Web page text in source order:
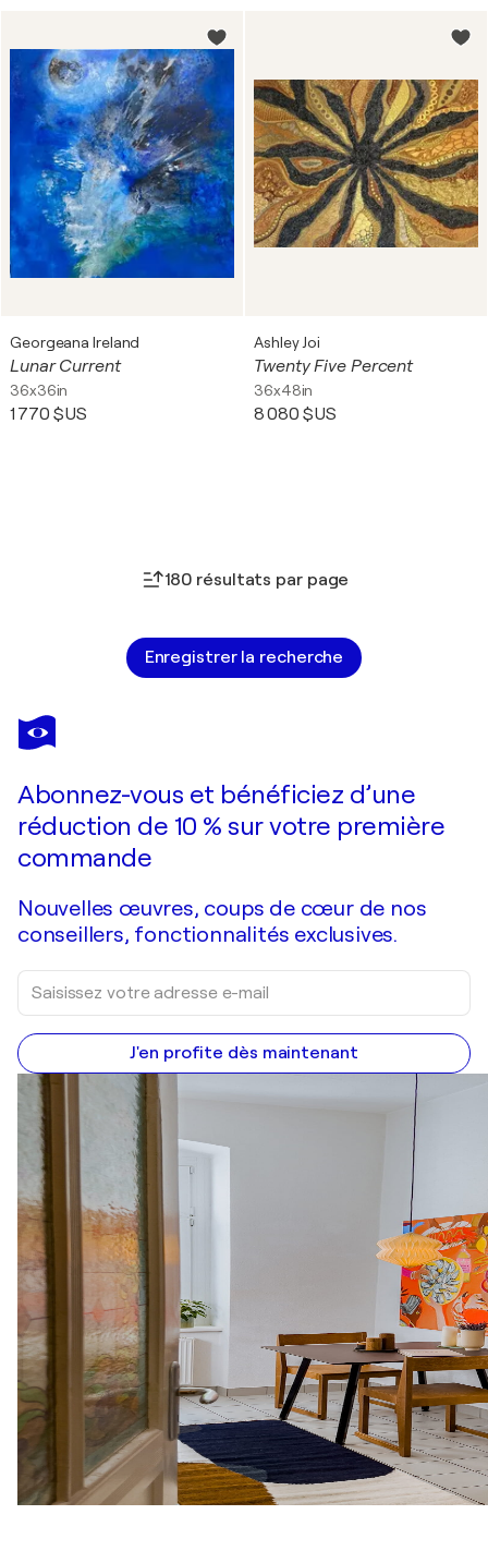
Georgeana Ireland
Lunar Current
36x36in
1 770 $US
Ashley Joi
Twenty Five Percent
36x48in
8 080 $US
180 résultats par page
Enregistrer la recherche
Abonnez-vous et bénéficiez d’une
réduction de 10 % sur votre première
commande
Nouvelles œuvres, coups de cœur de nos
conseillers, fonctionnalités exclusives.
J'en profite dès maintenant